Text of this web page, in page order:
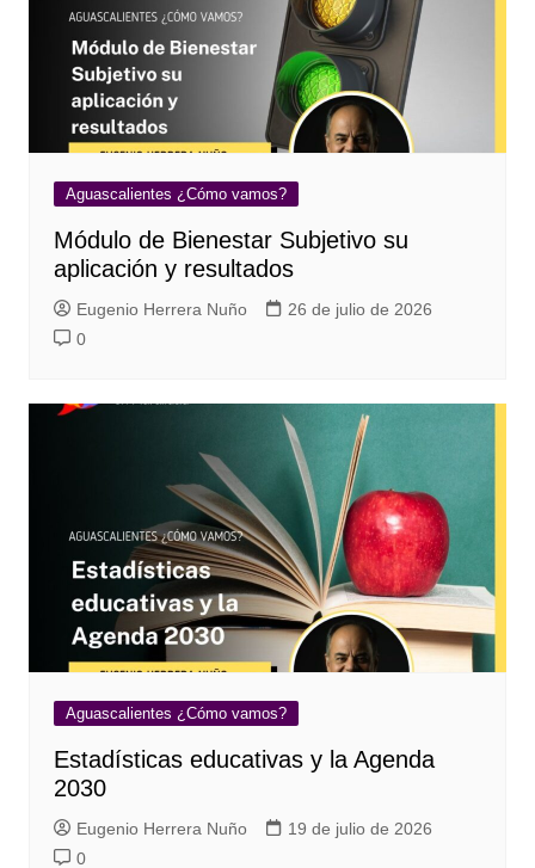
Aguascalientes ¿Cómo vamos?
Módulo de Bienestar Subjetivo su
aplicación y resultados
Eugenio Herrera Nuño
26 de julio de 2026
0
Aguascalientes ¿Cómo vamos?
Estadísticas educativas y la Agenda
2030
Eugenio Herrera Nuño
19 de julio de 2026
0